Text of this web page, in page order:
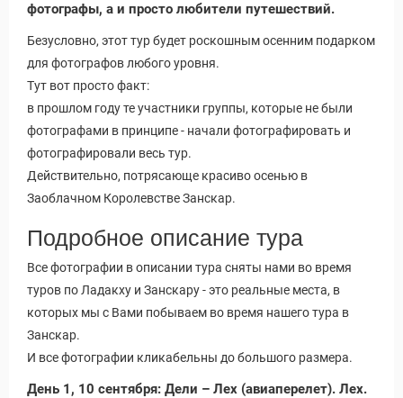
фотографы, а и просто любители путешествий.
Безусловно, этот тур будет роскошным осенним подарком
для фотографов любого уровня.
Тут вот просто факт:
в прошлом году те участники группы, которые не были
фотографами в принципе - начали фотографировать и
фотографировали весь тур.
Действительно, потрясающе красиво осенью в
Заоблачном Королевстве Занскар.
Подробное описание тура
Все фотографии в описании тура сняты нами во время
туров по Ладакху и Занскару - это реальные места, в
которых мы с Вами побываем во время нашего тура в
Занскар.
И все фотографии кликабельны до большого размера.
День 1, 10 сентября: Дели – Лех (авиаперелет). Лех.